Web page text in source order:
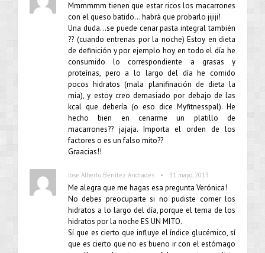
Mmmmmm tienen que estar ricos los macarrones
con el queso batido… habrá que probarlo jijiji!
Una duda…se puede cenar pasta integral también
?? (cuando entrenas por la noche) Estoy en dieta
de definición y por ejemplo hoy en todo el día he
consumido lo correspondiente a grasas y
proteínas, pero a lo largo del día he comido
pocos hidratos (mala planifinación de dieta la
mia), y estoy creo demasiado por debajo de las
kcal que debería (o eso dice Myfitnesspal). He
hecho bien en cenarme un platillo de
macarrones?? jajaja. Importa el orden de los
factores o es un falso mito??
Graacias!!
Jose Alberto Benítez Andrades • 31 mayo, 2013
Me alegra que me hagas esa pregunta Verónica!
No debes preocuparte si no pudiste comer los
hidratos a lo largo del día, porque el tema de los
hidratos por la noche ES UN MITO.
Sí que es cierto que influye el índice glucémico, sí
que es cierto que no es bueno ir con el estómago